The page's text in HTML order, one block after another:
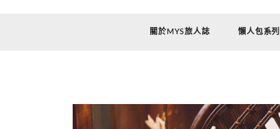
關於MYS旅人誌 懶人包系列